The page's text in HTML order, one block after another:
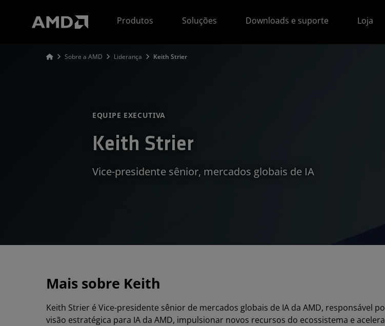
Produtos
Soluções Downloads e suporte Loja
Sobre a AMD Liderança Keith Strier
EQUIPE EXECUTIVA
Keith Strier
Vice-presidente sênior, mercados globais de IA
Mais sobre Keith
Keith Strier é Vice-presidente sênior de mercados globais de IA da AMD, responsável
visão estratégica para IA da AMD, impulsionar novos recursos do ecossistema e